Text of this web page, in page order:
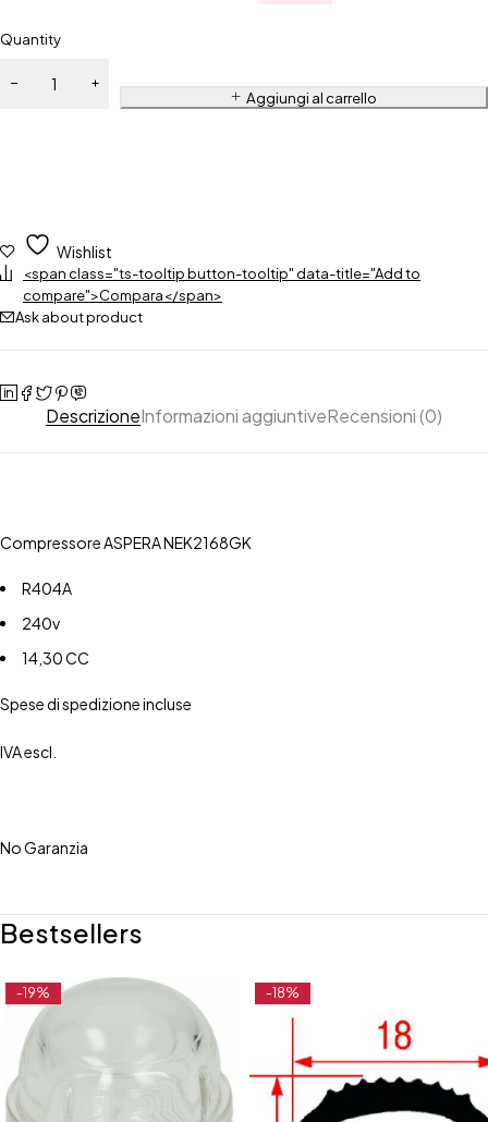
Quantity
Aggiungi al carrello
Wishlist
<span class="ts-tooltip button-tooltip" data-title="Add to
compare">Compara</span>
Ask about product
DescrizioneInformazioni aggiuntiveRecensioni (0)
Compressore ASPERA NEK2168GK
R404A
240v
14,30 CC
Spese di spedizione incluse
IVA escl.
No Garanzia
Bestsellers
-19% -18%